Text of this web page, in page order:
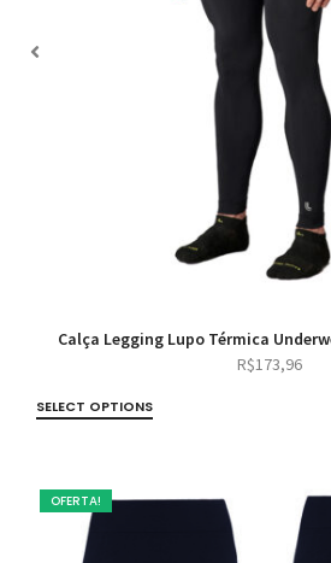
Calça Legging Lupo Térmica
R$173,96
SELECT OPTIONS
OFERTA!